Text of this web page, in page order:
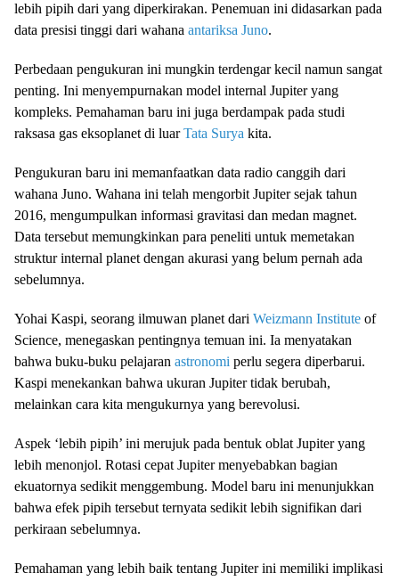
lebih pipih dari yang diperkirakan. Penemuan ini didasarkan pada
data presisi tinggi dari wahana antariksa Juno.
Perbedaan pengukuran ini mungkin terdengar kecil namun sangat
penting. Ini menyempurnakan model internal Jupiter yang
kompleks. Pemahaman baru ini juga berdampak pada studi
raksasa gas eksoplanet di luarTata Surya kita.
Pengukuran baru ini memanfaatkan data radio canggih dari
wahana Juno. Wahana ini telah mengorbit Jupiter sejak tahun
2016, mengumpulkan informasi gravitasi dan medan magnet.
Data tersebut memungkinkan para peneliti untuk memetakan
struktur internal planet dengan akurasi yang belum pernah ada
sebelumnya.
Yohai Kaspi, seorang ilmuwan planet dari Weizmann Institute of
Science, menegaskan pentingnya temuan ini. Ia menyatakan
bahwa buku-buku pelajaran astronomi perlu segera diperbarui.
Kaspi menekankan bahwa ukuran Jupiter tidak berubah,
melainkan cara kita mengukurnya yang berevolusi.
Aspek ‘lebih pipih’ ini merujuk pada bentuk oblat Jupiter yang
lebih menonjol. Rotasi cepat Jupiter menyebabkan bagian
ekuatornya sedikit menggembung. Model baru ini menunjukkan
bahwa efek pipih tersebut ternyata sedikit lebih signifikan dari
perkiraan sebelumnya.
Pemahaman yang lebih baik tentang Jupiter ini memiliki implikasi